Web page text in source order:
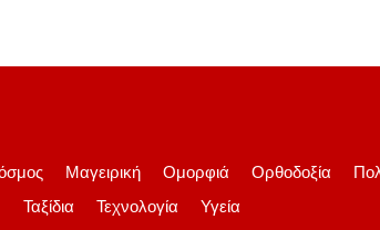
Μαγειρική Ομορφιά Ορθοδοξία
Ταξίδια
Τεχνολογία Υγεία